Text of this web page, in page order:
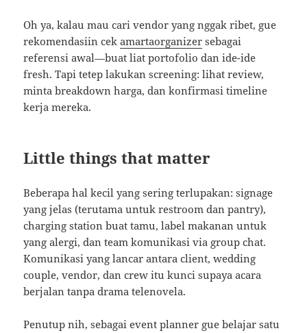
Oh ya, kalau mau cari vendor yang nggak ribet, gue
rekomendasiin cekamartaorganizer sebagai
referensi awal—buat liat portofolio dan ide-ide
fresh. Tapi tetep lakukan screening: lihat review,
minta breakdown harga, dan konfirmasi timeline
kerja mereka.
Little things that matter
Beberapa hal kecil yang sering terlupakan: signage
yang jelas (terutama untuk restroom dan pantry),
charging station buat tamu, label makanan untuk
yang alergi, dan team komunikasi via group chat.
Komunikasi yang lancar antara client, wedding
couple, vendor, dan crew itu kunci supaya acara
berjalan tanpa drama telenovela.
Penutup nih, sebagai event planner gue belajar satu